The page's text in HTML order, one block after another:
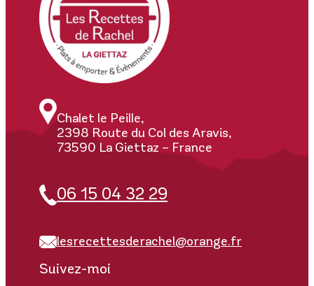
Chalet le Peille,
2398 Route du Col des Aravis,
73590 La Giettaz – France
06 15 04 32 29
lesrecettesderachel@orange.fr
Suivez-moi